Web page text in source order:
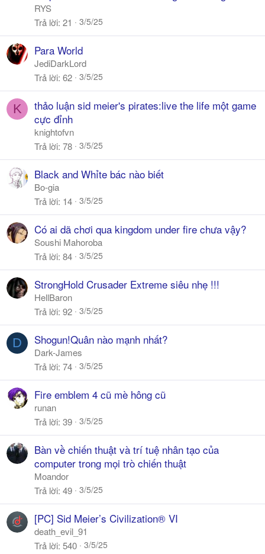
RYS
Trả lời 21 3/5/25
Para World
JediDarkLord
Trả lời 62 3/5/25
K
thảo luận sid meier's pirates:live the life một game
cực đỉnh
knightofvn
Trả lời 78 3/5/25
Black and Whỉte bác nào biết
Bo-gia
Trả lời 14 3/5/25
Có ai dã chơi qua kingdom under fire chưa vậy?
Soushi Mahoroba
Trả lời 84 3/5/25
StrongHold Crusader Extreme siêu nhẹ !!!
HellBaron
Trả lời 92 3/5/25
D Shogun!Quân nào mạnh nhất?
Dark-James
Trả lời 74 3/5/25
Fire emblem 4 cũ mè hông cũ
runan
Trả lời 39 3/5/25
Bàn về chiến thuật và trí tuệ nhân tạo của
computer trong mọi trò chiến thuật
Moandor
Trả lời 49 3/5/25
[PC] Sid Meier’s Civilization® VI
death_evil_91
Trả lời 540 3/5/25